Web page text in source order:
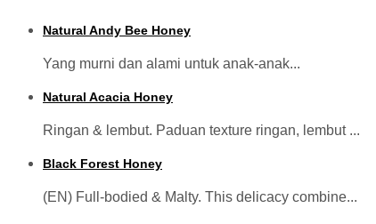
Natural Andy Bee Honey
Yang murni dan alami untuk anak-anak...
Natural Acacia Honey
Ringan & lembut. Paduan texture ringan, lembut ...
Black Forest Honey
(EN) Full-bodied & Malty. This delicacy combine...